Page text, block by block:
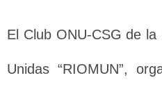
El Club ONU-CSG de
Unidas “RIOMUN”,